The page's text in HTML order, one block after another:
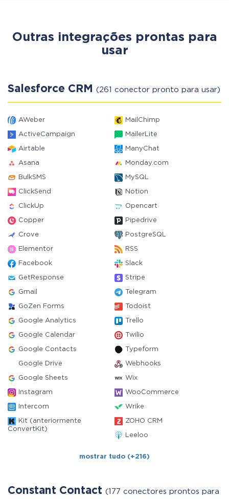
Outras integrações prontas para
usar
Salesforce CRM (261 conector pronto para usar)
AWeber MailChimp
ActiveCampaign MailerLite
Airtable ManyChat
Asana Monday.com
BulkSMS MySQL
ClickSend Notion
ClickUp Opencart
Copper Pipedrive
Crove PostgreSQL
Elementor RSS
Facebook Slack
GetResponse Stripe
Gmail Telegram
GoZen Forms Todoist
Google Analytics Trello
Google Calendar Twilio
Google Contacts Typeform
Google Drive Webhooks
Google Sheets Wix
Instagram WooCommerce
Intercom Wrike
Kit (anteriormente
ConvertKit)
ZOHO CRM
Leeloo
mostrar tudo (+216)
Constant Contact (177 conectores prontos para